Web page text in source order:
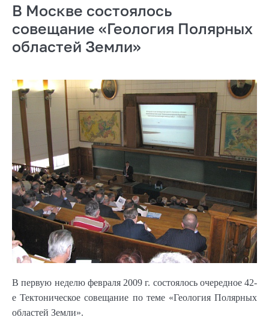
В Москве состоялось
совещание «Геология Полярных
областей Земли»
В первую неделю февраля 2009 г. состоялось очередное 42-
е Тектоническое совещание по теме «Геология Полярных
областей Земли».